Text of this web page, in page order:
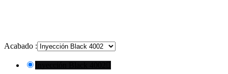
Acabado :